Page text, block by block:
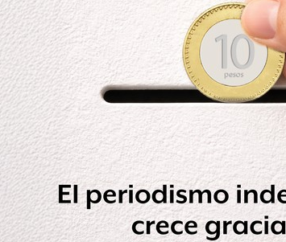
de la Policía Federal, Jean Paul